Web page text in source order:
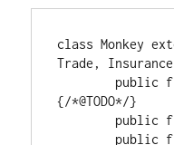
class Monkey
Trade,
{/*@TODO*/}